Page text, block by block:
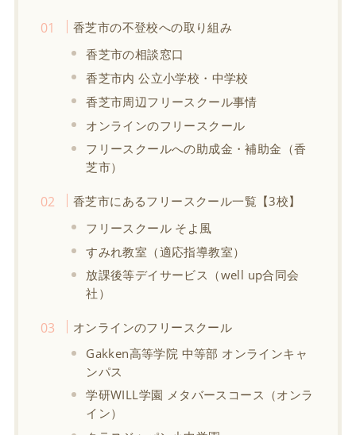
香芝市の不登校への取り組み
香芝市の相談窓口
香芝市内 公立小学校・中学校
香芝市周辺フリースクール事情
オンラインのフリースクール
フリースクールへの助成金・補助金（香
芝市）
香芝市にあるフリースクール一覧【3校】
フリースクール そよ風
すみれ教室（適応指導教室）
放課後等デイサービス（well up合同会
社）
オンラインのフリースクール
Gakken高等学院 中等部 オンラインキャ
ンパス
学研WILL学園 メタバースコース（オンラ
イン）